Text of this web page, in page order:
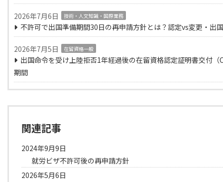
2026年7月6日 技術・人文知識・国際業務
不許可で出国準備期間30日の再申請方針とは？認定vs変更・出
2026年7月5日 在留資格一般
出国命令を受け上陸拒否1年経過後の在留資格認定証明書交付（
期間
関連記事
2024年9月9日
就労ビザ不許可後の再申請方針
2026年5月6日